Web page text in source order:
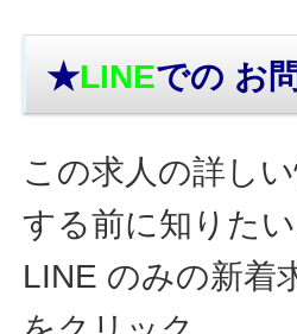
★LINEでの お
この求人の詳し
する前に知りた
LINE のみの新着